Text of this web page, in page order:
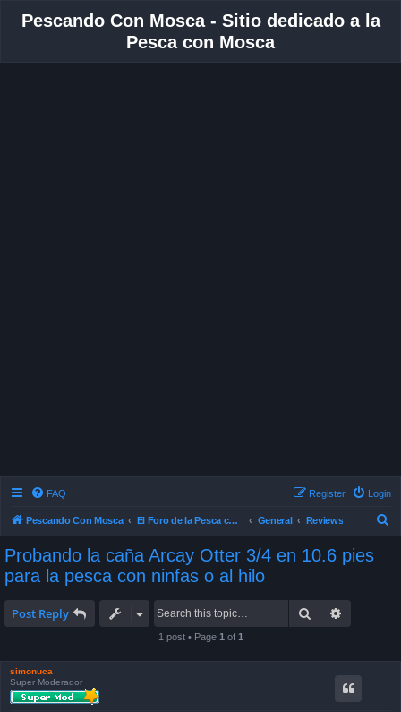
Pescando Con Mosca - Sitio dedicado a la
Pesca con Mosca
FAQ Login
Register
Pescando Con Mosca El Foro de la Pesca con Mosca en Chile General Reviews
Probando la caña Arcay Otter 3/4 en 10.6 pies
para la pesca con ninfas o al hilo
Post Reply Search
1 post • Page 1 of 1
simonuca
Super Moderador